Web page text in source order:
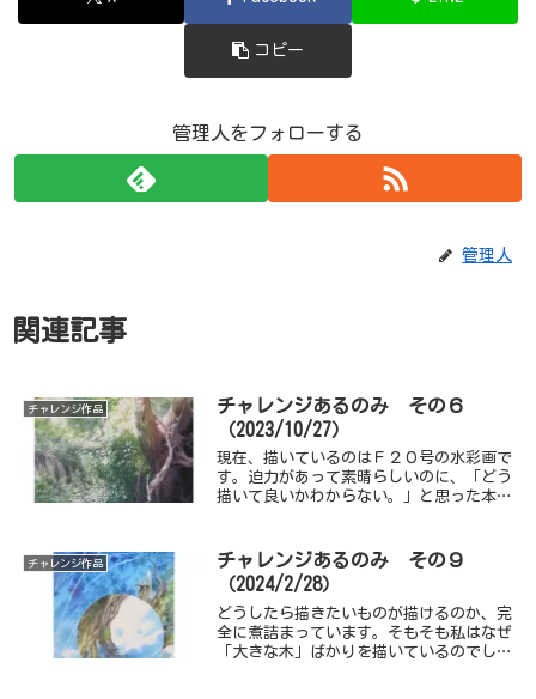
コピー
管理人をフォローする
管理人
関連記事
チャレンジ作品
チャレンジあるのみ その６
（2023/10/27）
現在、描いているのはＦ２０号の水彩画で
す。迫力があって素晴らしいのに、「どう
描いて良いかわからない。」と思った本泉
スケッチに行くのも大変で、いつになく計
画性のない滅茶苦茶な描き方になっていま
す。
チャレンジ作品
チャレンジあるのみ その９
（2024/2/28）
どうしたら描きたいものが描けるのか、完
全に煮詰まっています。そもそも私はなぜ
「大きな木」ばかりを描いているのでしょ